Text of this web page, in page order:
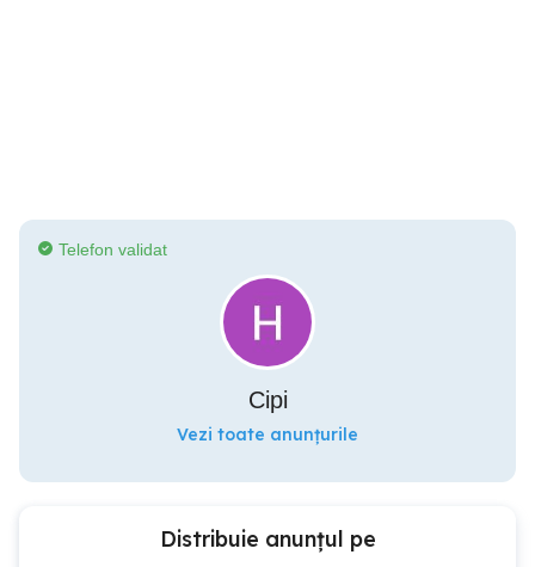
Telefon validat
Cipi
Vezi toate anunțurile
Distribuie anunțul pe